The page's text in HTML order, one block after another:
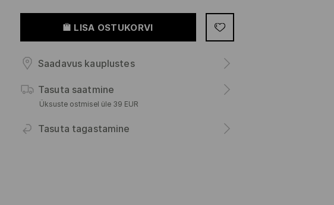
LISA OSTUKORVI
Saadavus kauplustes
Tasuta saatmine
Üksuste ostmisel üle 39 EUR
Tasuta tagastamine